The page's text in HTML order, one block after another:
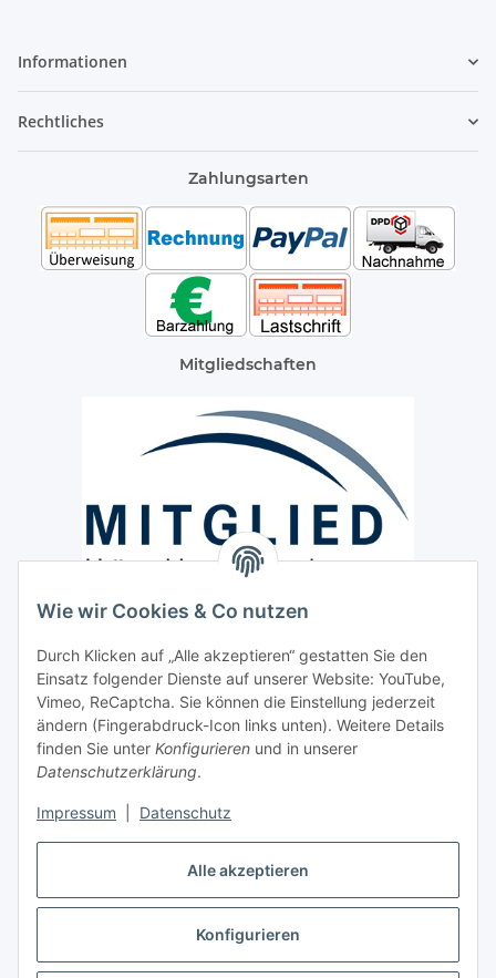
Alle akzeptieren
Konfigurieren
Wie wir Cookies & Co nutzen
Durch Klicken auf „Alle akzeptieren“ gestatten Sie den
Einsatz folgender Dienste auf unserer Website: YouTube,
Vimeo, ReCaptcha. Sie können die Einstellung jederzeit
ändern (Fingerabdruck-Icon links unten). Weitere Details
finden Sie unter Konfigurieren und in unserer
Datenschutzerklärung.
Impressum Datenschutz
Informationen
Rechtliches
Zahlungsarten
Mitgliedschaften
Paketdienst und Spedition
Regionaler Lieferservice im Umkreis von ca. 60 Km
Sicherheit
* Alle Preise inkl. gesetzlicher USt., zzgl.Versand